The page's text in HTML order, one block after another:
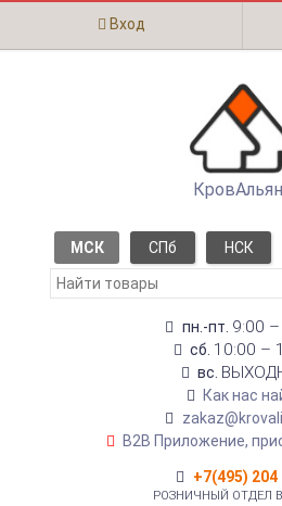
Вход
МСК СПб НСК
пн.-пт. 9:00
сб. 10:00 –
вс.
Как нас
B2B Приложение,
+7(495) 204
РОЗНИЧНЫЙ ОТДЕЛ